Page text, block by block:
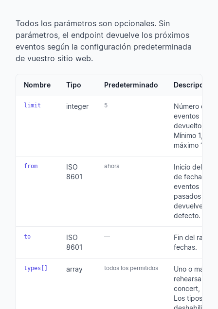
Todos los parámetros son opcionales. Sin
parámetros, el endpoint devuelve los próximos
eventos según la configuración predeterminada
de vuestro sitio web.
Nombre Tipo Predeterminado Descripción
limit integer 5
Número de
eventos
devueltos.
Mínimo 1,
máximo 100.
from
ISO
8601
ahora
Inicio del
de fechas.
eventos
pasados no
devuelven
defecto.
to
ISO
8601
—
Fin del rango
fechas.
types[] array todos los permitidos
Uno o más
rehearsal,
concert,
Los tipos